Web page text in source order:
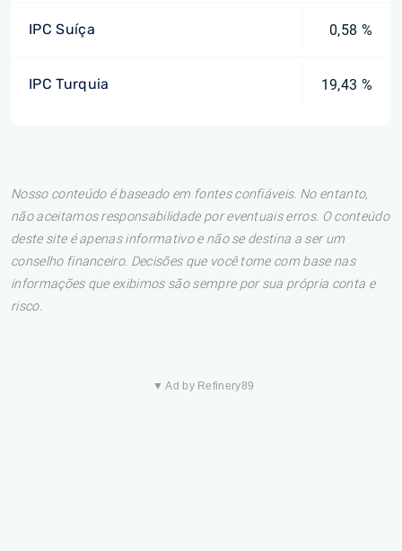
IPC Suíça 0,58 %
IPC Turquia 19,43 %
Nosso conteúdo é baseado em fontes confiáveis. No entanto,
não aceitamos responsabilidade por eventuais erros. O conteúdo
deste site é apenas informativo e não se destina a ser um
conselho financeiro. Decisões que você tome com base nas
informações que exibimos são sempre por sua própria conta e
risco.
▼ Ad by Refinery89